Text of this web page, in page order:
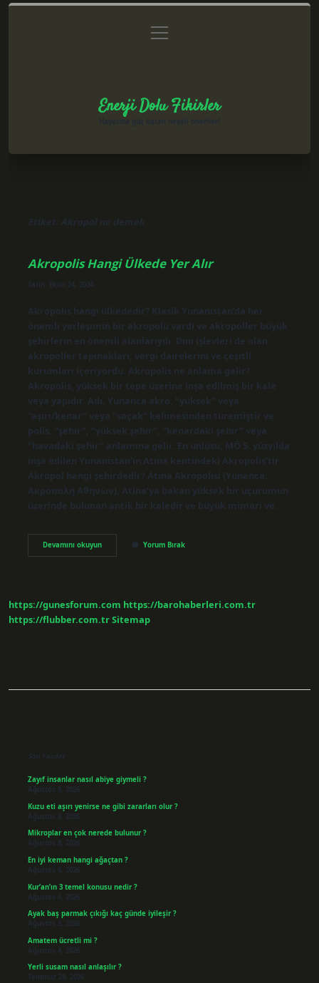
Gizlilik Politikası
menüyü
aç
Enerji Dolu Fikirler
Etiket: Akropol ne demek
Akropolis Hangi Ülkede Yer Alır
Tarih: Ekim 24, 2024
Akropolis hangi ülkededir? Klasik Yunanistan’da her
önemli yerleşimin bir akropolü vardı ve akropoller büyük
şehirlerin en önemli alanlarıydı. Dini işlevleri de olan
akropoller tapınakları, vergi dairelerini ve çeşitli
kurumları içeriyordu. Akropolis ne anlama gelir?
Akropolis, yüksek bir tepe üzerine inşa edilmiş bir kale
veya yapıdır. Adı, Yunanca akro, “yüksek” veya
“aşırı/kenar” veya “saçak” kelimesinden türemiştir ve
polis, “şehir”, “yüksek şehir”, “kenardaki şehir” veya
“havadaki şehir” anlamına gelir. En ünlüsü, MÖ 5. yüzyılda
inşa edilen Yunanistan’ın Atina kentindeki Akropolis’tir.
Akropol hangi şehirdedir? Atina Akropolisi (Yunanca:
Ακρόπολη Αθηνών), Atina’ya bakan yüksek bir uçurumun
üzerinde bulunan antik bir kaledir ve büyük mimari ve…
Devamını okuyunAkropolis
Hangi
Yorum Bırak
https://gunesforum.com https://barohaberleri.com.tr
https://flubber.com.trSitemap
Son Yazılar
Zayıf insanlar nasıl abiye giymeli ?
Ağustos 9, 2026
Kuzu eti aşırı yenirse ne gibi zararları olur ?
Ağustos 8, 2026
Mikroplar en çok nerede bulunur ?
Ağustos 8, 2026
En iyi keman hangi ağaçtan ?
Ağustos 6, 2026
Kur’an’ın 3 temel konusu nedir ?
Ağustos 6, 2026
Ayak baş parmak çıkığı kaç günde iyileşir ?
Ağustos 5, 2026
Amatem ücretli mi ?
Ağustos 4, 2026
Yerli susam nasıl anlaşılır ?
Temmuz 29, 2026